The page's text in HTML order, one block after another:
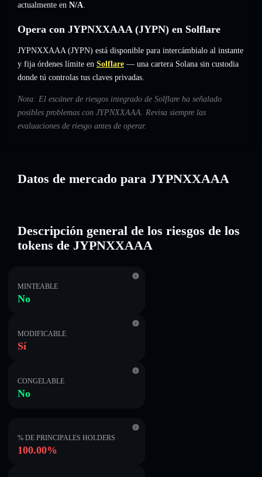
actualmente en N/A.
Opera con JYPNXXAAA (JYPN) en Solflare
JYPNXXAAA (JYPN) está disponible para intercámbialo al instante
y fija órdenes límite en Solflare — una cartera Solana sin custodia
donde tú controlas tus claves privadas.
Nota: El escáner de riesgos integrado de Solflare ha señalado
posibles problemas con JYPNXXAAA. Revisa siempre las
evaluaciones de riesgo antes de operar.
Datos de mercado para JYPNXXAAA
Descripción general de los riesgos de los
tokens de JYPNXXAAA
MINTEABLE
No
MODIFICABLE
Sí
CONGELABLE
No
% DE PRINCIPALES HOLDERS
100.00%